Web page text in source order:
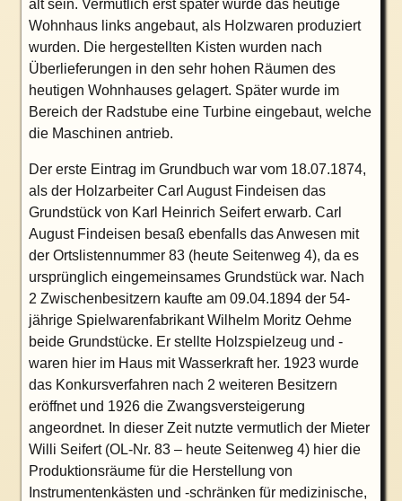
alt sein. Vermutlich erst später wurde das heutige
Wohnhaus links angebaut, als Holzwaren produziert
wurden. Die hergestellten Kisten wurden nach
Überlieferungen in den sehr hohen Räumen des
heutigen Wohnhauses gelagert. Später wurde im
Bereich der Radstube eine Turbine eingebaut, welche
die Maschinen antrieb.
Der erste Eintrag im Grundbuch war vom 18.07.1874,
als der Holzarbeiter Carl August Findeisen das
Grundstück von Karl Heinrich Seifert erwarb. Carl
August Findeisen besaß ebenfalls das Anwesen mit
der Ortslistennummer 83 (heute Seitenweg 4), da es
ursprünglich eingemeinsames Grundstück war. Nach
2 Zwischenbesitzern kaufte am 09.04.1894 der 54-
jährige Spielwarenfabrikant Wilhelm Moritz Oehme
beide Grundstücke. Er stellte Holzspielzeug und -
waren hier im Haus mit Wasserkraft her. 1923 wurde
das Konkursverfahren nach 2 weiteren Besitzern
eröffnet und 1926 die Zwangsversteigerung
angeordnet. In dieser Zeit nutzte vermutlich der Mieter
Willi Seifert (OL-Nr. 83 – heute Seitenweg 4) hier die
Produktionsräume für die Herstellung von
Instrumentenkästen und -schränken für medizinische,